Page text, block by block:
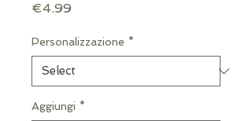
€4.99
Personalizzazione *
Aggiungi *